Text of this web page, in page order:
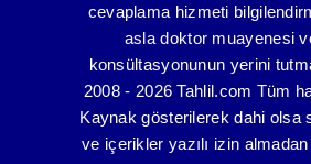
cevaplama hizmeti
asla doktor muayenesi
konsültasyonunun yerini
2008 - 2026 Tahlil.com Tüm
Kaynak gösterilerek dahi olsa
ve içerikler yazılı izin